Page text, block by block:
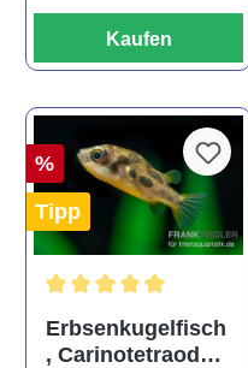
Kaufen
%
Tipp
Durchschnittliche
Erbsenkugelfisch
, Carinotetraodon